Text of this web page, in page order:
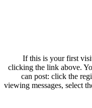
If this is your first
clicking the link above.
can post: click the
viewing messages, select